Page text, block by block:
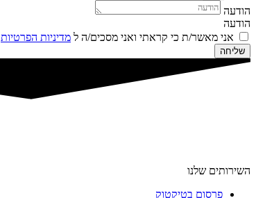
הודעה
הודעה
אני מאשר/ת כי קראתי ואני מסכים/ה ל מדיניות הפרטיות
שליחה
השירותים שלנו
פרסום בטיקטוק